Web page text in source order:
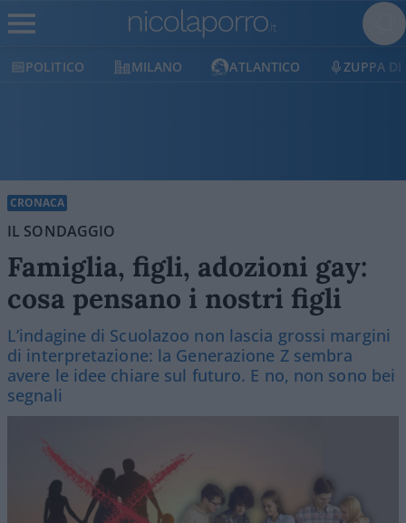
POLITICO MILANO ATLANTICO ZUPPA DI
CRONACA
IL SONDAGGIO
Famiglia, figli, adozioni gay:
cosa pensano i nostri figli
L’indagine di Scuolazoo non lascia grossi margini
di interpretazione: la Generazione Z sembra
avere le idee chiare sul futuro. E no, non sono bei
segnali